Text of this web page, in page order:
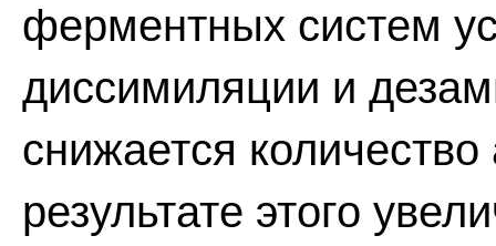
ферментных систем
диссимиляции и
снижается
результате этого